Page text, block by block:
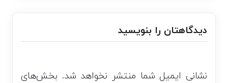
دیدگاهتان را بنویسید
نشانی ایمیل شما منتشر نخواهد شد. بخش‌های